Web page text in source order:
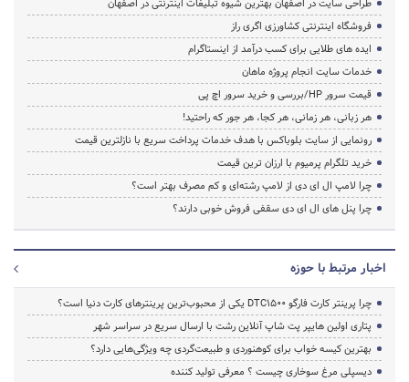
فروشگاه اینترنتی کشاورزی اگری راز
ایده های طلایی برای کسب درآمد از اینستاگرام
خدمات سایت انجام پروژه ماهان
قیمت سرور HP/بررسی و خرید سرور اچ پی
هر زبانی، هر زمانی، هر کجا، هر جور که راحتید!
رونمایی از سایت بلوباکس با هدف خدمات پرداخت سریع با نازلترین قیمت
خرید تلگرام پرمیوم با ارزان ترین قیمت
چرا لامپ ال ای دی از لامپ رشته‌ای و کم مصرف بهتر است؟
چرا پنل های ال ای دی سقفی فروش خوبی دارند؟
اخبار مرتبط با حوزه
چرا پرینتر کارت فارگو DTC1500 یکی از محبوب‌ترین پرینترهای کارت دنیا است؟
پتاری اولین هایپر پت شاپ آنلاین رشت با ارسال سریع در سراسر شهر
بهترین کیسه خواب برای کوهنوردی و طبیعت‌گردی چه ویژگی‌هایی دارد؟
دیسپلی مرغ سوخاری چیست ؟ معرفی تولید کننده